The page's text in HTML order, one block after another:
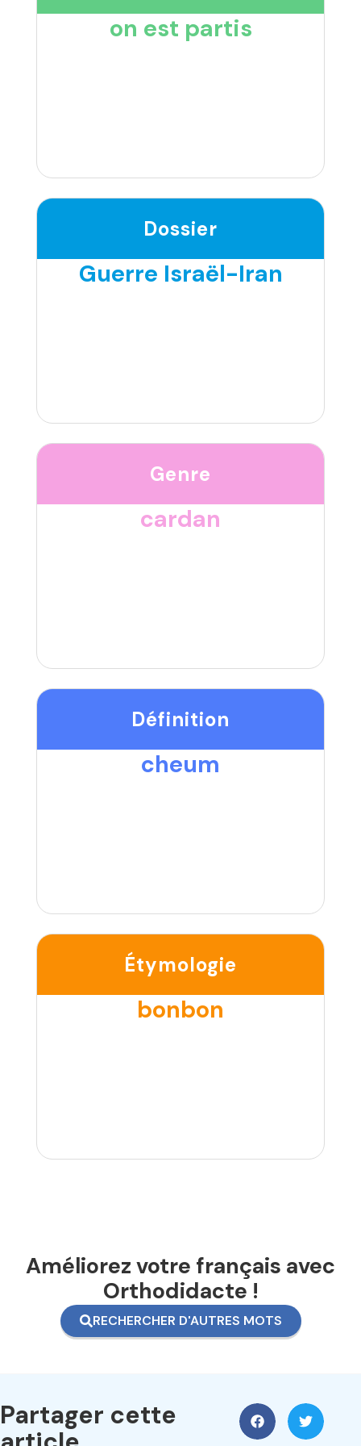
on est partis
Dossier
Guerre Israël-Iran
Genre
cardan
Définition
cheum
Étymologie
bonbon
Améliorez votre français avec
Orthodidacte !
RECHERCHER D'AUTRES MOTS
Partager cette